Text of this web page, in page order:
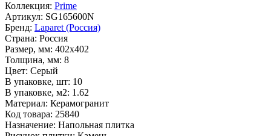
Коллекция: Prime
Артикул: SG165600N
Бренд: Laparet (Россия)
Страна: Россия
Размер, мм: 402x402
Толщина, мм: 8
Цвет: Серый
В упаковке, шт: 10
В упаковке, м2: 1.62
Материал: Керамогранит
Код товара: 25840
Назначение: Напольная плитка